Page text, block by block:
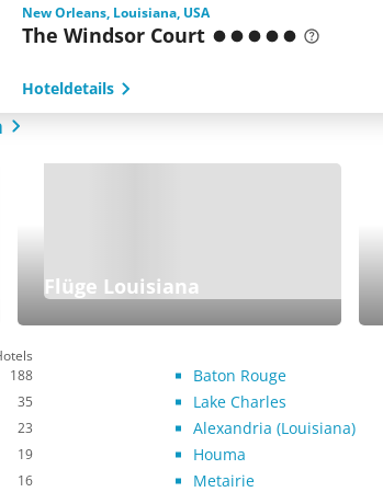
New Orleans, Louisiana, USA
The Windsor Court
Hoteldetails
Flüge Louisiana
188 Baton Rouge
35 Lake Charles
23 Alexandria (Louisiana)
19 Houma
16 Metairie